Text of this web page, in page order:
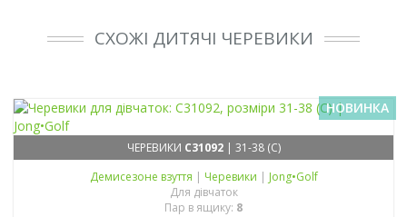
СХОЖІ ДИТЯЧІ ЧЕРЕВИКИ
НОВИНКА
ЧЕРЕВИКИ C31092| 31-38 (C)
Демисезонe взуття | Черевики | Jong•Golf
Для дівчаток
Пар в ящику: 8